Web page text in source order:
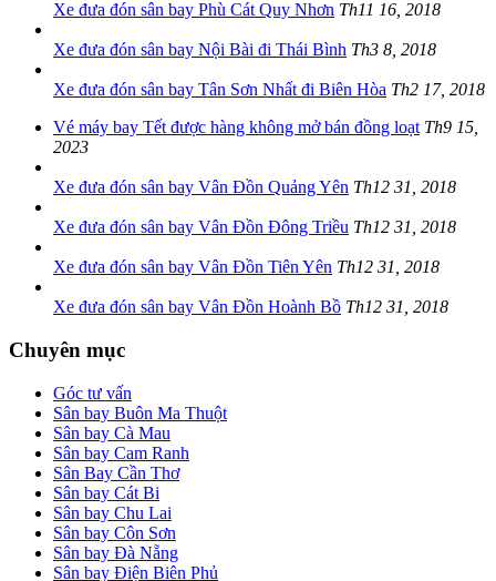
Xe đưa đón sân bay Phù Cát Quy Nhơn Th11 16, 2018
Xe đưa đón sân bay Nội Bài đi Thái Bình Th3 8, 2018
Xe đưa đón sân bay Tân Sơn Nhất đi Biên Hòa Th2 17, 2018
Vé máy bay Tết được hàng không mở bán đồng loạt Th9 15,
2023
Xe đưa đón sân bay Vân Đồn Quảng Yên Th12 31, 2018
Xe đưa đón sân bay Vân Đồn Đông Triều Th12 31, 2018
Xe đưa đón sân bay Vân Đồn Tiên Yên Th12 31, 2018
Xe đưa đón sân bay Vân Đồn Hoành Bồ Th12 31, 2018
Chuyên mục
Góc tư vấn
Sân bay Buôn Ma Thuột
Sân bay Cà Mau
Sân bay Cam Ranh
Sân Bay Cần Thơ
Sân bay Cát Bi
Sân bay Chu Lai
Sân bay Côn Sơn
Sân bay Đà Nẵng
Sân bay Điện Biên Phủ